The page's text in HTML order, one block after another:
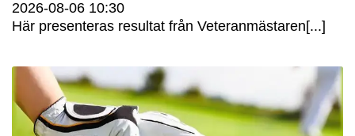
2026-08-06 10:30
Här presenteras resultat från Veteranmästaren[...]